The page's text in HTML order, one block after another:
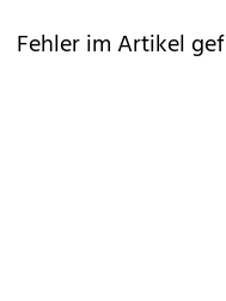
Fehler im Artikel